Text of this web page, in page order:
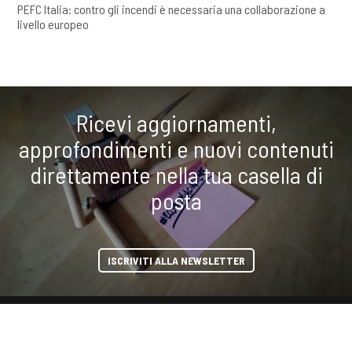
PEFC Italia: contro gli incendi è necessaria una collaborazione a
livello europeo
Ricevi aggiornamenti,
approfondimenti e nuovi contenuti
direttamente nella tua casella di
posta
ISCRIVITI ALLA NEWSLETTER